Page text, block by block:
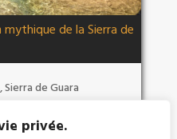
privée.
de la Sierra de
,Sierra de Guara